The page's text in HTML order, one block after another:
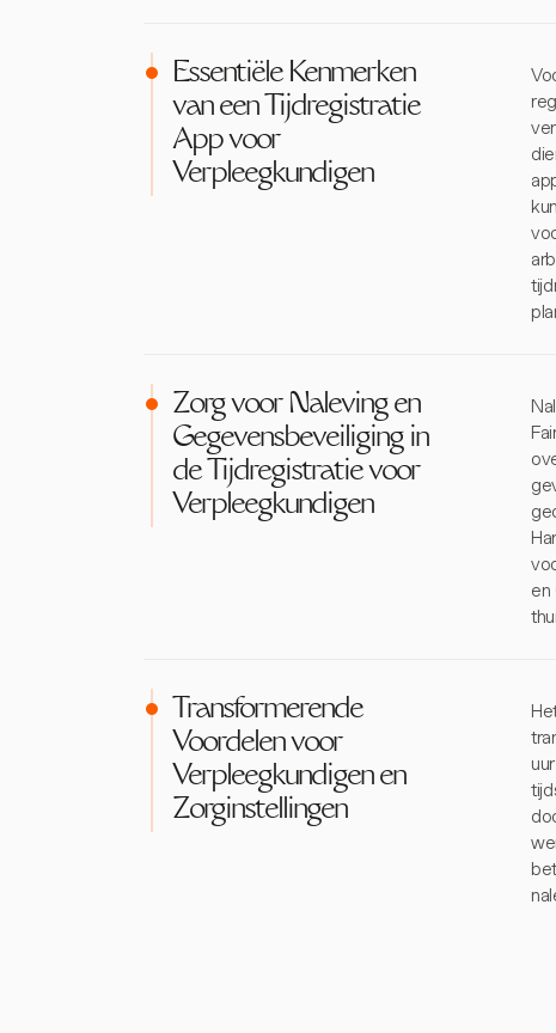
Essentiële Kenmerken
van een Tijdregistratie
App voor
Verpleegkundigen
Zorg voor Naleving en
Gegevensbeveiliging in
de Tijdregistratie voor
Verpleegkundigen
en
Transformerende
Voordelen voor
Verpleegkundigen en
Zorginstellingen